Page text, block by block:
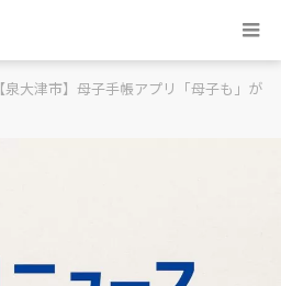
【泉大津市】母子手帳アプリ「母子も」が